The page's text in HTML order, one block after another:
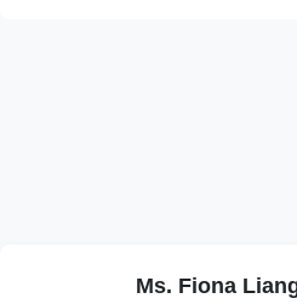
Ms. Fiona